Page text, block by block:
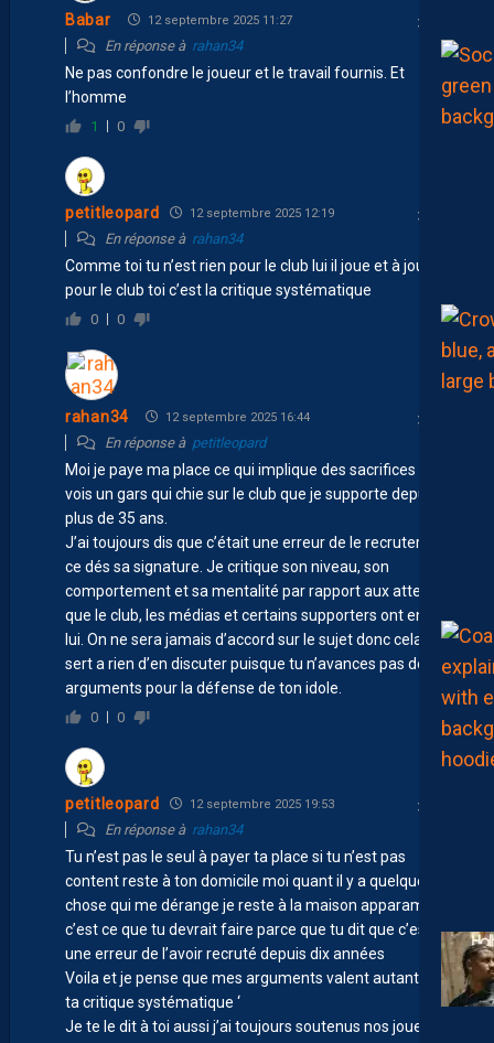
Babar 12 septembre 2025 11:27
En réponse à rahan34
Ne pas confondre le joueur et le travail fournis. Et
l’homme
1 0
petitleopard 12 septembre 2025 12:19
En réponse à rahan34
Comme toi tu n’est rien pour le club lui il joue et à joué
pour le club toi c’est la critique systématique
0 0
rahan34 12 septembre 2025 16:44
En réponse à petitleopard
Moi je paye ma place ce qui implique des sacrifices et je
vois un gars qui chie sur le club que je supporte depuis
plus de 35 ans.
J’ai toujours dis que c’était une erreur de le recruter et
ce dés sa signature. Je critique son niveau, son
comportement et sa mentalité par rapport aux attentes
que le club, les médias et certains supporters ont envers
lui. On ne sera jamais d’accord sur le sujet donc cela ne
sert a rien d’en discuter puisque tu n’avances pas des
arguments pour la défense de ton idole.
0 0
petitleopard 12 septembre 2025 19:53
En réponse à rahan34
Tu n’est pas le seul à payer ta place si tu n’est pas
content reste à ton domicile moi quant il y a quelque
chose qui me dérange je reste à la maison apparament
c’est ce que tu devrait faire parce que tu dit que c’est
une erreur de l’avoir recruté depuis dix années
Voila et je pense que mes arguments valent autant que
ta critique systématique ‘
Je te le dit à toi aussi j’ai toujours soutenus nos joueurs